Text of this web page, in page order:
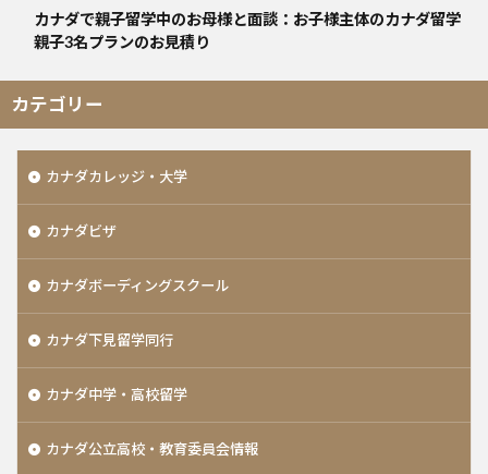
カナダで親子留学中のお母様と面談：お子様主体のカナダ留学
親子3名プランのお見積り
カテゴリー
カナダカレッジ・大学
カナダビザ
カナダボーディングスクール
カナダ下見留学同行
カナダ中学・高校留学
カナダ公立高校・教育委員会情報